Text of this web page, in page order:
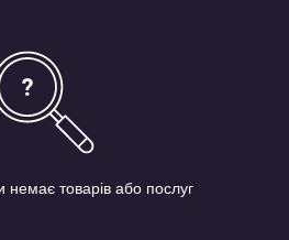
немає товарів або послуг